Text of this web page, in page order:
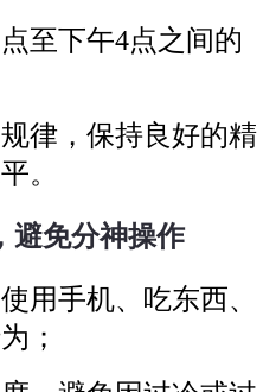
至下午4点之间的
律，保持良好的精
。
避免分神操作
用手机、吃东西、
；